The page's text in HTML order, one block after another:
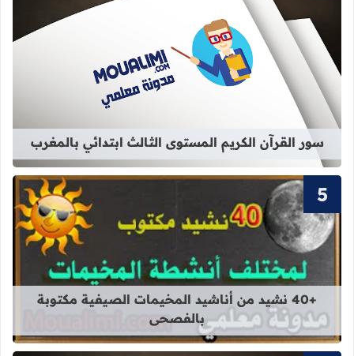
قراءة المزيد عن سور القرآن الكريم
سور القرآن الكريم المستوى الثالث ابتدائي بالمغرب
قراءة المزيد عن +40 نشيد من أناشيد المخيمات الصيفية مكتوبة بالفصحى
+40 نشيد من أناشيد المخيمات الصيفية مكتوبة
بالفصحى